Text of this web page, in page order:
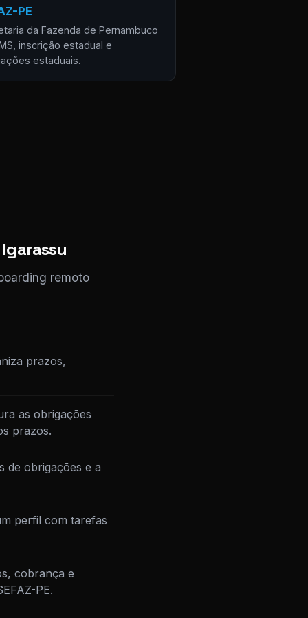
PE
da Fazenda de Pernambuco
inscrição estadual e
estaduais.
remoto
prazos,
as obrigações
prazos.
de obrigações e a
perfil com tarefas
cobrança e
PE.